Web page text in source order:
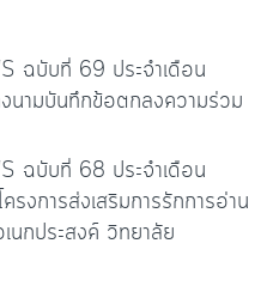
ฉบับที่ 69 ประจำเดือน
ามบันทึกข้อตกลงความร่วม
ฉบับที่ 68 ประจำเดือน
งการส่งเสริมการรักการอ่าน
นกประสงค์ วิทยาลัย